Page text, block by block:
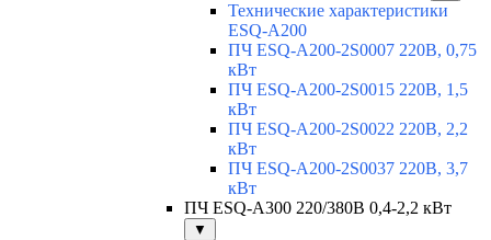
Технические характеристики
ESQ-A200
ПЧ ESQ-A200-2S0007 220В, 0,75
кВт
ПЧ ESQ-A200-2S0015 220В, 1,5
кВт
ПЧ ESQ-A200-2S0022 220В, 2,2
кВт
ПЧ ESQ-A200-2S0037 220В, 3,7
кВт
ПЧ ESQ-A300 220/380В 0,4-2,2 кВт
▼